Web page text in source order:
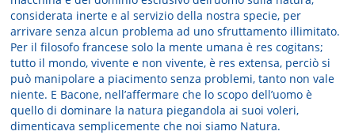
considerata inerte e al servizio della nostra specie, per
arrivare senza alcun problema ad uno sfruttamento illimitato.
Per il filosofo francese solo la mente umana è res cogitans;
tutto il mondo, vivente e non vivente, è res extensa, perciò si
può manipolare a piacimento senza problemi, tanto non vale
niente. E Bacone, nell’affermare che lo scopo dell’uomo è
quello di dominare la natura piegandola ai suoi voleri,
dimenticava semplicemente che noi siamo Natura.